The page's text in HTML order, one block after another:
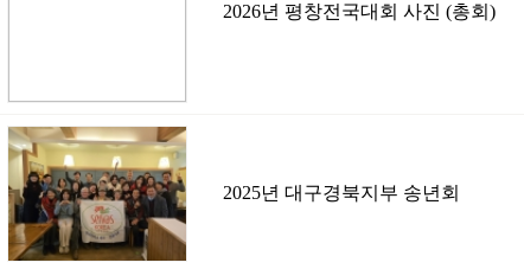
2026년 평창전국대회 사진 (총회)
2025년 대구경북지부 송년회